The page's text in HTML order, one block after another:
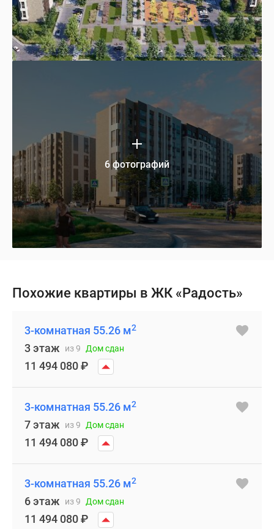
6 фотографий
Похожие квартиры в ЖК «Радость»
3-комнатная 55.26 м2
3 этаж из 9 Дом сдан
11 494 080₽
3-комнатная 55.26 м2
7 этаж из 9 Дом сдан
11 494 080₽
3-комнатная 55.26 м2
6 этаж из 9 Дом сдан
11 494 080₽